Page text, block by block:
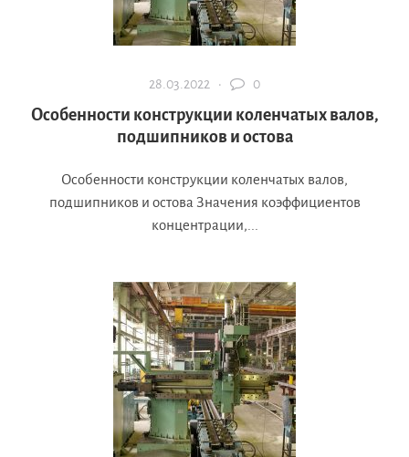
28.03.2022 · 0
Особенности конструкции коленчатых валов,
подшипников и остова
Особенности конструкции коленчатых валов,
подшипников и остова Значения коэффициентов
концентрации,...